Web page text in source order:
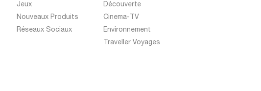
Jeux
Nouveaux Produits
Réseaux Sociaux
Découverte
Cinema-TV
Environnement
Traveller Voyages